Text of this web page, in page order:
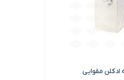
ادکلن مقوایی